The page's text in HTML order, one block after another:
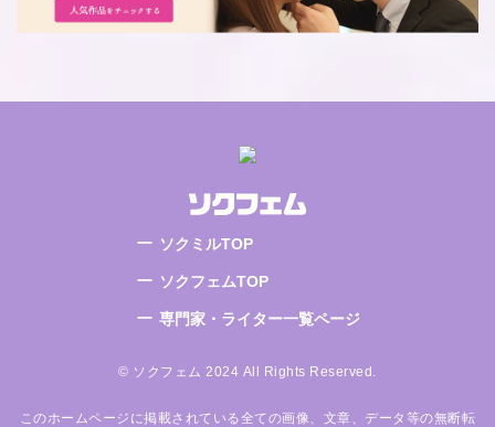
ソクミルTOP
ソクフェムTOP
専門家・ライター一覧ページ
© ソクフェム 2024 All Rights Reserved.
このホームページに掲載されている全ての画像、文章、データ等の無断転